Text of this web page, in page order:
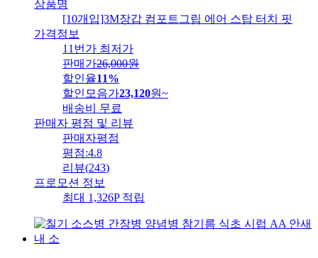
상품명
[10개입]3M장갑 컴포트그립 에어 스탑 터치 핏
가격정보
11번가 최저가
판매가26,000원
할인율11%
할인모음가23,120원~
배송비
무료
판매자 평점 및 리뷰
판매자평점
평점:4.8
리뷰(243)
프로모션 정보
최대 1,326P 적립